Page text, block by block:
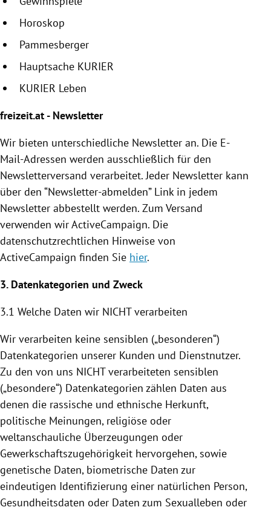
Horoskop
Pammesberger
Hauptsache KURIER
KURIER Leben
freizeit.at - Newsletter
Wir bieten unterschiedliche Newsletter an. Die E-
Mail-Adressen werden ausschließlich für den
Newsletterversand verarbeitet. Jeder Newsletter kann
über den “Newsletter-abmelden” Link in jedem
Newsletter abbestellt werden. Zum Versand
verwenden wir ActiveCampaign. Die
datenschutzrechtlichen Hinweise von
ActiveCampaign finden Sie hier.
3. Datenkategorien und Zweck
3.1 Welche Daten wir NICHT verarbeiten
Wir verarbeiten keine sensiblen („besonderen“)
Datenkategorien unserer Kunden und Dienstnutzer.
Zu den von uns NICHT verarbeiteten sensiblen
(„besondere“) Datenkategorien zählen Daten aus
denen die rassische und ethnische Herkunft,
politische Meinungen, religiöse oder
weltanschauliche Überzeugungen oder
Gewerkschaftszugehörigkeit hervorgehen, sowie
genetische Daten, biometrische Daten zur
eindeutigen Identifizierung einer natürlichen Person,
Gesundheitsdaten oder Daten zum Sexualleben oder